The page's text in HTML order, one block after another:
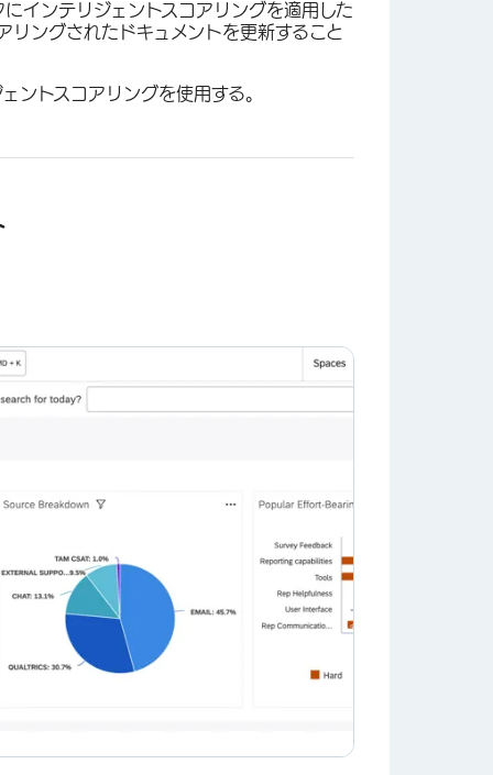
インテリジェントスコアリングを適用した
リングされたドキュメントを更新すること
ントスコアリングを使用する。